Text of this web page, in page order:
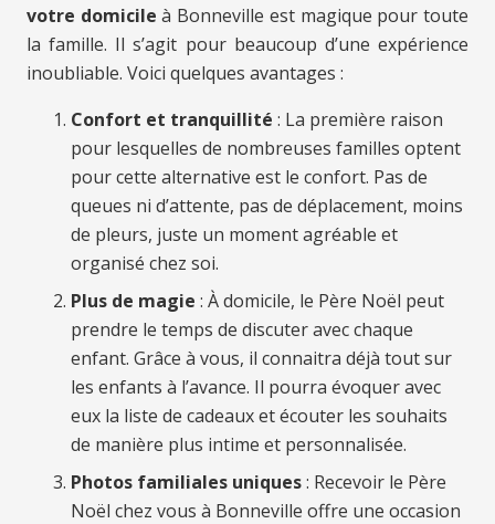
votre domicile à Bonneville est magique pour toute
la famille. Il s’agit pour beaucoup d’une expérience
inoubliable. Voici quelques avantages :
Confort et tranquillité : La première raison
pour lesquelles de nombreuses familles optent
pour cette alternative est le confort. Pas de
queues ni d’attente, pas de déplacement, moins
de pleurs, juste un moment agréable et
organisé chez soi.
Plus de magie : À domicile, le Père Noël peut
prendre le temps de discuter avec chaque
enfant. Grâce à vous, il connaitra déjà tout sur
les enfants à l’avance. Il pourra évoquer avec
eux la liste de cadeaux et écouter les souhaits
de manière plus intime et personnalisée.
Photos familiales uniques: Recevoir le Père
Noël chez vous à Bonneville offre une occasion